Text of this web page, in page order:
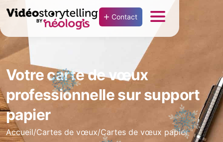
Contact
Votre carte de vœux
professionnelle sur support
papier
Accueil/Cartes de vœux/Cartes de vœux papier